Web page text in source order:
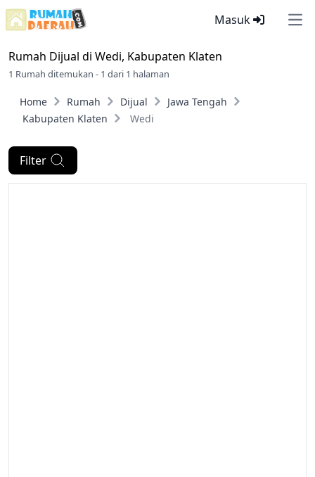
Masuk
Rumah Dijual di Wedi, Kabupaten Klaten
1 Rumah ditemukan - 1 dari 1 halaman
Home Rumah Dijual
Jawa Tengah
Kabupaten Klaten
Wedi
Filter